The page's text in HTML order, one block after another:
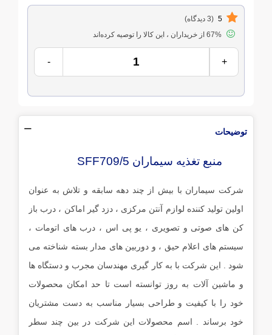
5 (3 دیدگاه)
- +
توضیحات
منبع تغذیه سیماران SFF709/5
شرکت سیماران با بیش از چند دهه سابقه و تلاش به عنوان
اولین تولید کننده لوازم آنتن مرکزی ، دزد گیر اماکن ، درب باز
کن های صوتی و تصویری ، یو پی اس ، درب های اتومات ،
سیستم های اعلام حیق ، و دوربین های مدار بسته شناخته می
شود . این شرکت با به کار گیری مهندسان مجرب و دستگاه ها
و ماشین آلات به روز توانسته است تا حد امکان محصولات
خود را با کیفیت و طراحی بسیار مناسب به دست مشتریان
خود برساند . اسم محصولات این شرکت در بین چند سطر